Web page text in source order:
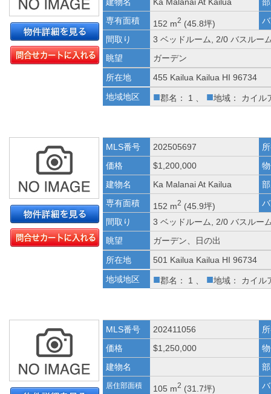
専有面積
152 m2 (45.8坪)
間取り
3 ベッドルーム, 2/0 バスルー
眺望
ガーデン
所在地
455 Kailua Kailua HI 96734
地域地区
■郡名： 1 、 ■地域： カイル
MLS番号 202505697
価格
$1,200,000
建物名
Ka Malanai At Kailua
専有面積
152 m2 (45.9坪)
間取り
3 ベッドルーム, 2/0 バスルー
眺望
ガーデン、日の出
所在地
501 Kailua Kailua HI 96734
地域地区
■郡名： 1 、 ■地域： カイル
MLS番号 202411056
価格
$1,250,000
建物名
居住部面積 105 m2 (31.7坪)